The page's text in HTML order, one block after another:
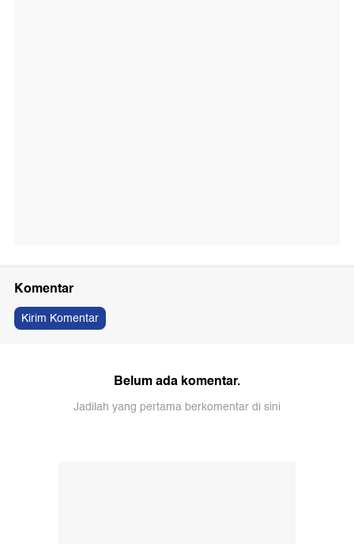
Komentar
Kirim Komentar
Belum ada komentar.
Jadilah yang pertama berkomentar di sini